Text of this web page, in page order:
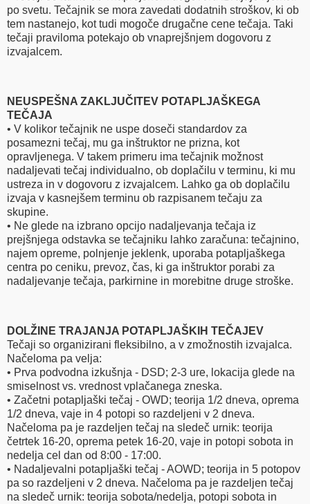
po svetu. Tečajnik se mora zavedati dodatnih stroškov, ki ob
tem nastanejo, kot tudi mogoče drugačne cene tečaja. Taki
tečaji praviloma potekajo ob vnaprejšnjem dogovoru z
izvajalcem.
NEUSPEŠNA ZAKLJUČITEV POTAPLJAŠKEGA
TEČAJA
• V kolikor tečajnik ne uspe doseči standardov za
posamezni tečaj, mu ga inštruktor ne prizna, kot
opravljenega. V takem primeru ima tečajnik možnost
nadaljevati tečaj individualno, ob doplačilu v terminu, ki mu
ustreza in v dogovoru z izvajalcem. Lahko ga ob doplačilu
izvaja v kasnejšem terminu ob razpisanem tečaju za
skupine.
• Ne glede na izbrano opcijo nadaljevanja tečaja iz
prejšnjega odstavka se tečajniku lahko zaračuna: tečajnino,
najem opreme, polnjenje jeklenk, uporaba potapljaškega
centra po ceniku, prevoz, čas, ki ga inštruktor porabi za
nadaljevanje tečaja, parkirnine in morebitne druge stroške.
DOLŽINE TRAJANJA POTAPLJAŠKIH TEČAJEV
Tečaji so organizirani fleksibilno, a v zmožnostih izvajalca.
Načeloma pa velja:
• Prva podvodna izkušnja - DSD; 2-3 ure, lokacija glede na
smiselnost vs. vrednost vplačanega zneska.
• Začetni potapljaški tečaj - OWD; teorija 1/2 dneva, oprema
1/2 dneva, vaje in 4 potopi so razdeljeni v 2 dneva.
Načeloma pa je razdeljen tečaj na sledeč urnik: teorija
četrtek 16-20, oprema petek 16-20, vaje in potopi sobota in
nedelja cel dan od 8:00 - 17:00.
• Nadaljevalni potapljaški tečaj - AOWD; teorija in 5 potopov
pa so razdeljeni v 2 dneva. Načeloma pa je razdeljen tečaj
na sledeč urnik: teorija sobota/nedelja, potopi sobota in